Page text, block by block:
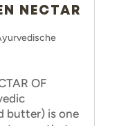
NECTAR
OF
butter) is one